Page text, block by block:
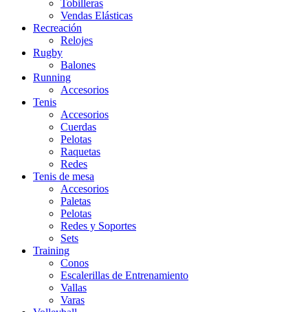
Tobilleras
Vendas Elásticas
Recreación
Relojes
Rugby
Balones
Running
Accesorios
Tenis
Accesorios
Cuerdas
Pelotas
Raquetas
Redes
Tenis de mesa
Accesorios
Paletas
Pelotas
Redes y Soportes
Sets
Training
Conos
Escalerillas de Entrenamiento
Vallas
Varas